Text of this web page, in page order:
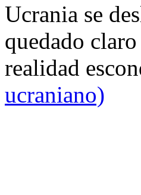
Ucrania se
quedado
realidad
ucraniano)